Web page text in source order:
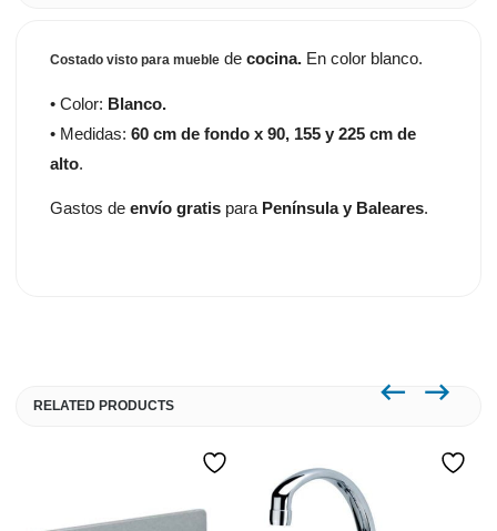
Costado visto para mueble decocina. En color blanco.
• Color: Blanco.
• Medidas:60 cm de fondo x 90, 155 y 225 cm de
alto.
Gastos deenvío gratis para Península y Baleares.
RELATED PRODUCTS